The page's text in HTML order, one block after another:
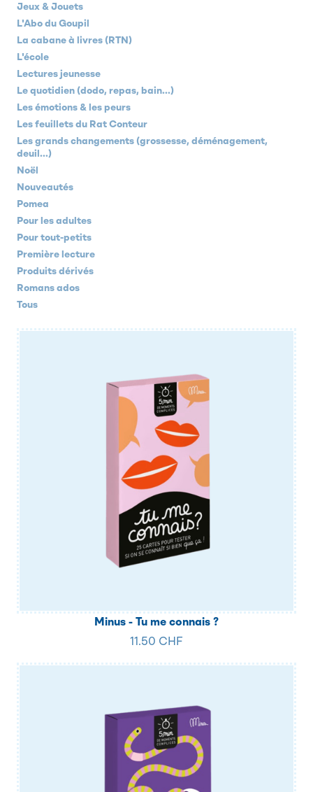
Jeux & Jouets
L'Abo du Goupil
La cabane à livres (RTN)
L'école
Lectures jeunesse
Le quotidien (dodo, repas, bain...)
Les émotions & les peurs
Les feuillets du Rat Conteur
Les grands changements (grossesse, déménagement,
deuil...)
Noël
Nouveautés
Pomea
Pour les adultes
Pour tout-petits
Première lecture
Produits dérivés
Romans ados
Tous
Minus - Tu me connais ?
11.50 CHF